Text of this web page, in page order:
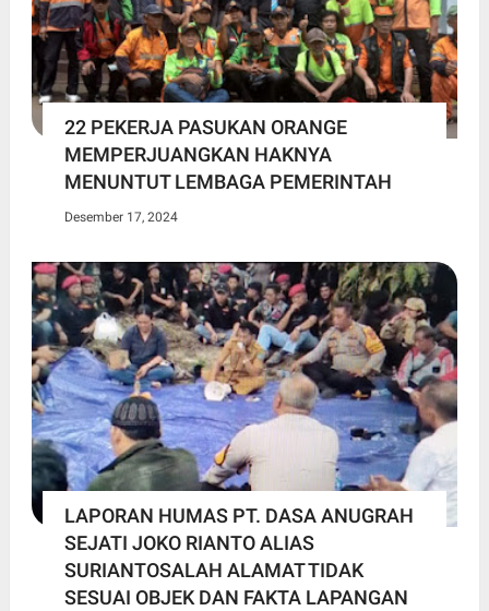
22 PEKERJA PASUKAN ORANGE
MEMPERJUANGKAN HAKNYA
MENUNTUT LEMBAGA PEMERINTAH
Desember 17, 2024
LAPORAN HUMAS PT. DASA ANUGRAH
SEJATI JOKO RIANTO ALIAS
SURIANTOSALAH ALAMAT TIDAK
SESUAI OBJEK DAN FAKTA LAPANGAN